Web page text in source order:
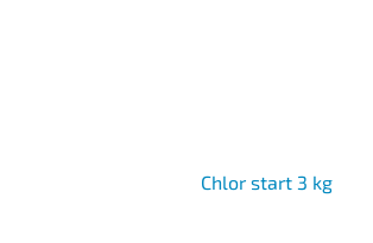
Chlor start 3 kg